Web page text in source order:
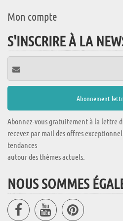
Mon compte
S'INSCRIRE À LA
Abonnez-vous gratuitement à la lettre
recevez par mail des offres
tendances
autour des thèmes actuels.
NOUS SOMMES